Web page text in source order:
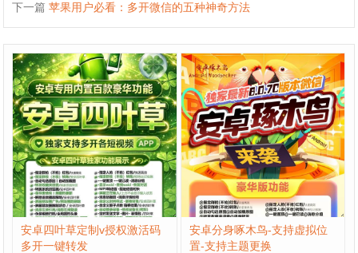
下一篇苹果用户必看：多开微信的五种神奇方法
安卓四叶草定制v授权激活码
多开一键转发
安卓分身啄木鸟-支持虚拟位
置-支持主题更换